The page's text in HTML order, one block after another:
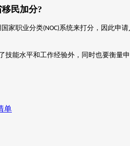
民加分?
家职业分类(NOC)系统来打分，因此申
技能水平和工作经验外，同时也要衡量
单